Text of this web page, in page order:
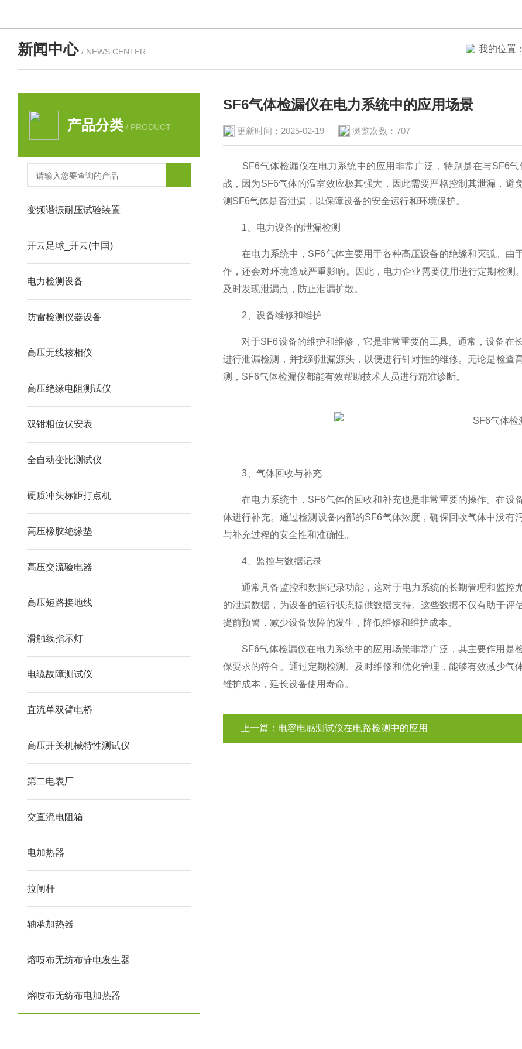
新闻中心 / NEWS CENTER 我的位置：
产品分类 / PRODUCT
变频谐振耐压试验装置
开云足球_开云(中国)
电力检测设备
防雷检测仪器设备
高压无线核相仪
高压绝缘电阻测试仪
双钳相位伏安表
全自动变比测试仪
硬质冲头标距打点机
高压橡胶绝缘垫
高压交流验电器
高压短路接地线
滑触线指示灯
电缆故障测试仪
直流单双臂电桥
高压开关机械特性测试仪
第二电表厂
交直流电阻箱
电加热器
拉闸杆
轴承加热器
熔喷布无纺布静电发生器
熔喷布无纺布电加热器
SF6气体检漏仪在电力系统中的应用场景
更新时间：2025-02-19 浏览次数：707
SF6气体检漏仪在电力系统中的应用非常广泛，特别是在与SF6气
战，因为SF6气体的温室效应极其强大，因此需要严格控制其泄漏，避
测SF6气体是否泄漏，以保障设备的安全运行和环境保护。
1、电力设备的泄漏检测
在电力系统中，SF6气体主要用于各种高压设备的绝缘和灭弧。由
作，还会对环境造成严重影响。因此，电力企业需要使用进行定期检
及时发现泄漏点，防止泄漏扩散。
2、设备维修和维护
对于SF6设备的维护和维修，它是非常重要的工具。通常，设备在
进行泄漏检测，并找到泄漏源头，以便进行针对性的维修。无论是检
测，SF6气体检漏仪都能有效帮助技术人员进行精准诊断。
3、气体回收与补充
在电力系统中，SF6气体的回收和补充也是非常重要的操作。在设
体进行补充。通过检测设备内部的SF6气体浓度，确保回收气体中没
与补充过程的安全性和准确性。
4、监控与数据记录
通常具备监控和数据记录功能，这对于电力系统的长期管理和监控
的泄漏数据，为设备的运行状态提供数据支持。这些数据不仅有助于
提前预警，减少设备故障的发生，降低维修和维护成本。
SF6气体检漏仪在电力系统中的应用场景非常广泛，其主要作用是
保要求的符合。通过定期检测、及时维修和优化管理，能够有效减少
维护成本，延长设备使用寿命。
上一篇： 电容电感测试仪在电路检测中的应用